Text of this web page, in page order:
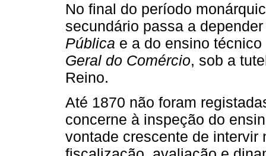
No final do período
secundário passa a
Pública e a do ensino
Geral do Comércio, sob a
Reino.
Até 1870 não foram
concerne à inspeção do
vontade crescente de intervir